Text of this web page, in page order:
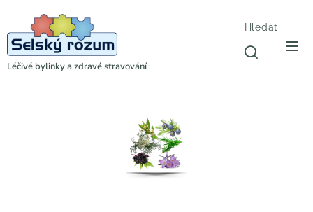
Léčivé bylinky a zdravé stravování
Hledat